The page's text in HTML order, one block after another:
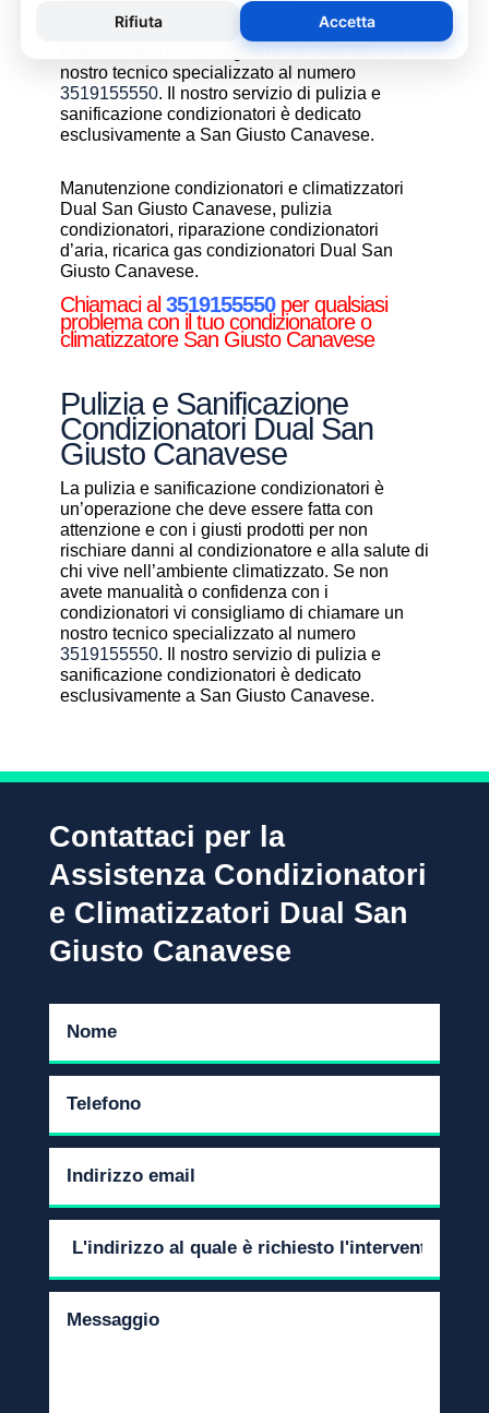
chi vive nell’ambiente climatizzato. Se non
avete manualità o confidenza con i
condizionatori vi consigliamo di chiamare un
nostro tecnico specializzato al numero
3519155550. Il nostro servizio di pulizia e
sanificazione condizionatori è dedicato
esclusivamente a San Giusto Canavese.
Manutenzione condizionatori e climatizzatori
Dual San Giusto Canavese, pulizia
condizionatori, riparazione condizionatori
d’aria, ricarica gas condizionatori Dual San
Giusto Canavese.
Chiamaci al 3519155550per qualsiasi
problema con il tuo condizionatore o
climatizzatore San Giusto Canavese
Pulizia e Sanificazione
Condizionatori Dual San
Giusto Canavese
La pulizia e sanificazione condizionatori è
un’operazione che deve essere fatta con
attenzione e con i giusti prodotti per non
rischiare danni al condizionatore e alla salute di
chi vive nell’ambiente climatizzato. Se non
avete manualità o confidenza con i
condizionatori vi consigliamo di chiamare un
nostro tecnico specializzato al numero
3519155550. Il nostro servizio di pulizia e
sanificazione condizionatori è dedicato
esclusivamente a San Giusto Canavese.
Contattaci per la
Assistenza Condizionatori
e Climatizzatori Dual San
Giusto Canavese